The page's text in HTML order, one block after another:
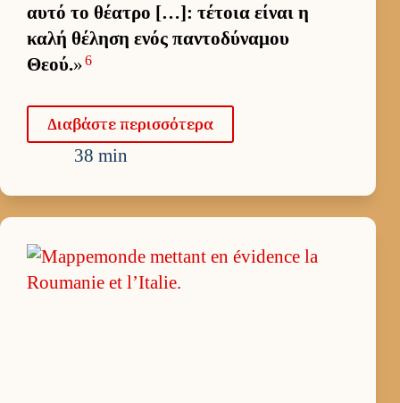
αυτό το θέατρο […]: τέτοια εί­ναι η
καλή θέληση ενός παντοδύναμου
Θεού.»6
Δια­βάστε περισ­σότερα
38 min